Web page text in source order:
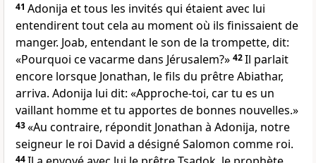
41 Adonija et tous les invités qui étaient avec lui
entendirent tout cela au moment où ils finissaient de
manger. Joab, entendant le son de la trompette, dit:
«Pourquoi ce vacarme dans Jérusalem?» 42Il parlait
encore lorsque Jonathan, le fils du prêtre Abiathar,
arriva. Adonija lui dit: «Approche-toi, car tu es un
vaillant homme et tu apportes de bonnes nouvelles.»
43«Au contraire, répondit Jonathan à Adonija, notre
seigneur le roi David a désigné Salomon comme roi.
44